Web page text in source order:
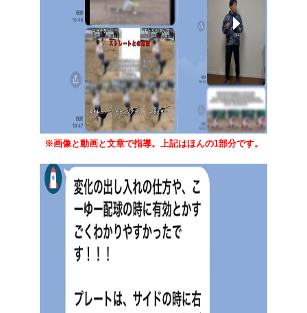
※画像と動画と文章で指導。上記はほんの1部分です。